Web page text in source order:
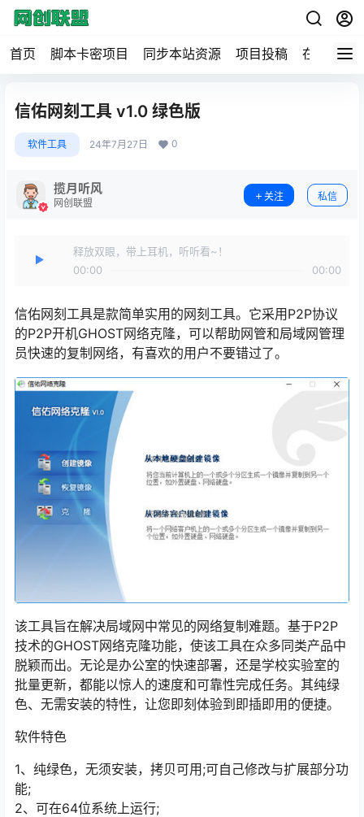
首页 脚本卡密项目 同步本站资源 项目投稿 在线工具
信佑网刻工具 v1.0 绿色版
软件工具 24年7月27日 0
揽月听风
网创联盟
关注 私信
释放双眼，带上耳机，听听看~！
00:00
00:00
信佑网刻工具是款简单实用的网刻工具。它采用P2P协议
的P2P开机GHOST网络克隆，可以帮助网管和局域网管理
员快速的复制网络，有喜欢的用户不要错过了。
该工具旨在解决局域网中常见的网络复制难题。基于P2P
技术的GHOST网络克隆功能，使该工具在众多同类产品中
脱颖而出。无论是办公室的快速部署，还是学校实验室的
批量更新，都能以惊人的速度和可靠性完成任务。其纯绿
色、无需安装的特性，让您即刻体验到即插即用的便捷。
软件特色
1、纯绿色，无须安装，拷贝可用;可自己修改与扩展部分功
能;
2、可在64位系统上运行;